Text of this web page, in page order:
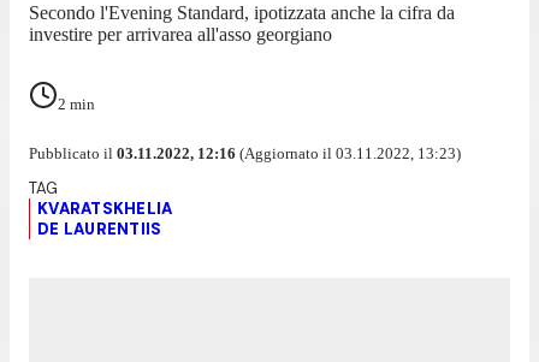
Secondo l'Evening Standard, ipotizzata anche la cifra da
investire per arrivarea all'asso georgiano
2 min
Pubblicato il 03.11.2022, 12:16 (Aggiornato il 03.11.2022, 13:23)
KVARATSKHELIA
DE LAURENTIIS